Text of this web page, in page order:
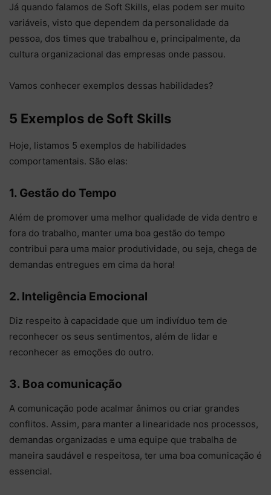
Já quando falamos de Soft Skills, elas podem ser muito
variáveis, visto que dependem da personalidade da
pessoa, dos times que trabalhou e, principalmente, da
cultura organizacional das empresas onde passou.
Vamos conhecer exemplos dessas habilidades?
5 Exemplos de Soft Skills
Hoje, listamos 5 exemplos de habilidades
comportamentais. São elas:
1. Gestão do Tempo
Além de promover uma melhor qualidade de vida dentro e
fora do trabalho, manter uma boa gestão do tempo
contribui para uma maior produtividade, ou seja, chega de
demandas entregues em cima da hora!
2. Inteligência Emocional
Diz respeito à capacidade que um indivíduo tem de
reconhecer os seus sentimentos, além de lidar e
reconhecer as emoções do outro.
3. Boa comunicação
A comunicação pode acalmar ânimos ou criar grandes
conflitos. Assim, para manter a linearidade nos processos,
demandas organizadas e uma equipe que trabalha de
maneira saudável e respeitosa, ter uma boa comunicação é
essencial.